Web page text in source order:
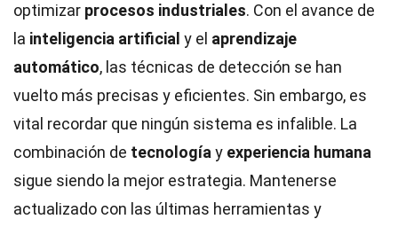
optimizar procesos industriales. Con el avance de
la inteligencia artificial y el aprendizaje
automático, las técnicas de detección se han
vuelto más precisas y eficientes. Sin embargo, es
vital recordar que ningún sistema es infalible. La
combinación de tecnología y experiencia humana
sigue siendo la mejor estrategia. Mantenerse
actualizado con las últimas herramientas y